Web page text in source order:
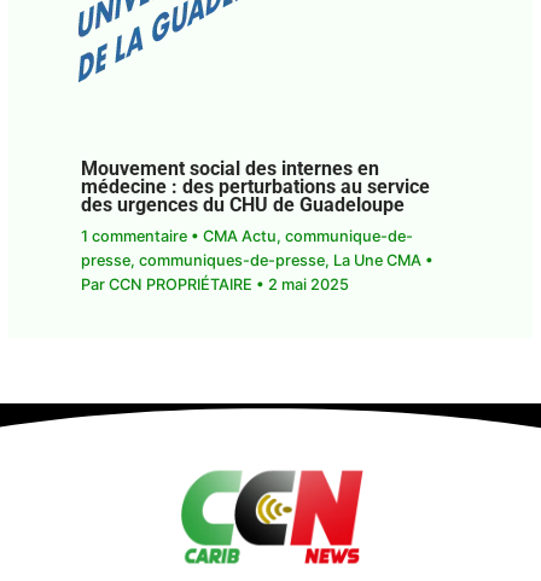
Mouvement social des internes en
médecine : des perturbations au service
des urgences du CHU de Guadeloupe
1 commentaire • CMA Actu, communique-de-
presse, communiques-de-presse, La Une CMA •
Par CCN PROPRIÉTAIRE • 2 mai 2025